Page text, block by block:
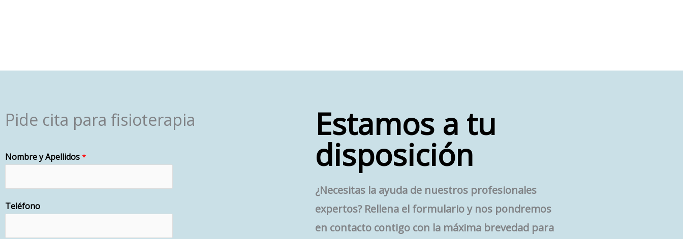
Pide cita para fisioterapia
Nombre y Apellidos*
Teléfono
Estamos a tu
disposición
¿Necesitas la ayuda de nuestros profesionales
expertos? Rellena el formulario y nos pondremos
en contacto contigo con la máxima brevedad para